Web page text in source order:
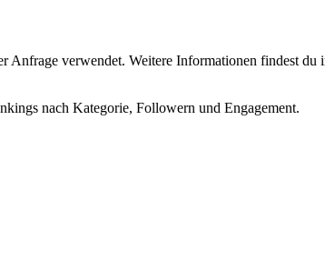
Anfrage verwendet. Weitere Informationen findest du
nach Kategorie, Followern und Engagement.